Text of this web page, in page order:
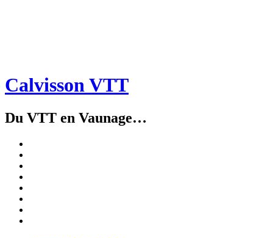
Calvisson VTT
Du VTT en Vaunage…